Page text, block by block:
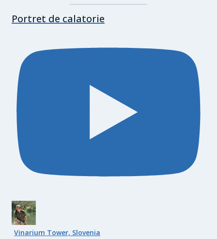
Portret de calatorie
Vinarium Tower, Slovenia